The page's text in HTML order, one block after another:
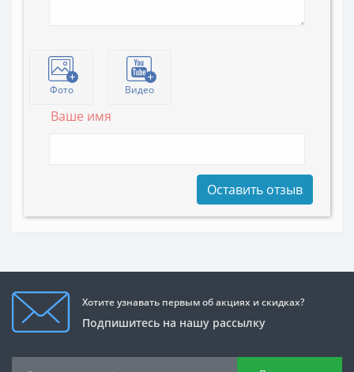
Фото Видео
Ваше имя
Оставить отзыв
Хотите узнавать первым об акциях и скидках?
Подпишитесь на нашу рассылку